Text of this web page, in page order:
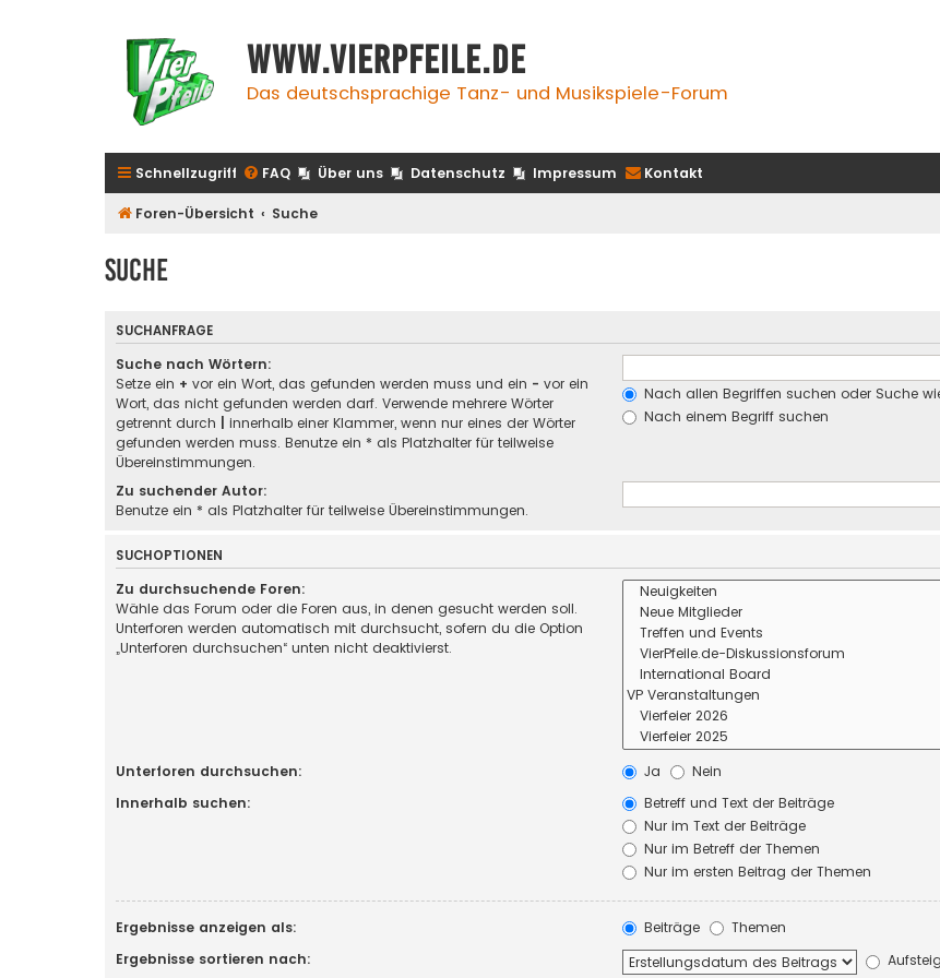
www.vierpfeile.de
Das deutschsprachige Tanz- und Musikspiele-Forum
Schnellzugriff FAQ Über uns Datenschutz Impressum Kontakt
Foren-Übersicht Suche
Suche
SUCHANFRAGE
Suche nach Wörtern:
Setze ein + vor ein Wort, das gefunden werden muss und ein - vor ein
Wort, das nicht gefunden werden darf. Verwende mehrere Wörter
getrennt durch
innerhalb einer Klammer, wenn nur eines der Wörter
gefunden werden muss. Benutze ein * als Platzhalter für teilweise
Übereinstimmungen.
Nach allen Begriffen suchen oder Suche
Nach einem Begriff suchen
Zu suchender Autor:
Benutze ein * als Platzhalter für teilweise Übereinstimmungen.
SUCHOPTIONEN
Zu durchsuchende Foren:
Wähle das Forum oder die Foren aus, in denen gesucht werden soll.
Unterforen werden automatisch mit durchsucht, sofern du die Option
„Unterforen durchsuchen“ unten nicht deaktivierst.
Unterforen durchsuchen: Ja
Nein
Innerhalb suchen:
Betreff und Text der Beiträge
Nur im Text der Beiträge
Nur im Betreff der Themen
Nur im ersten Beitrag der Themen
Ergebnisse anzeigen als: Beiträge
Themen
Ergebnisse sortieren nach: